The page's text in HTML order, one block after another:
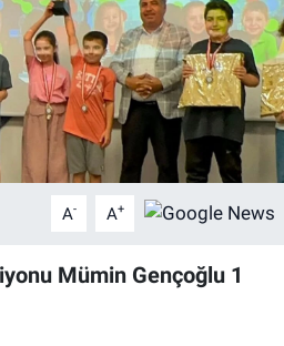
A- A+
Mümin Gençoğlu 1